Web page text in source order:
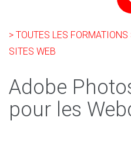
> TOUTES LES FORMATIONS
SITES WEB
Adobe
pour les